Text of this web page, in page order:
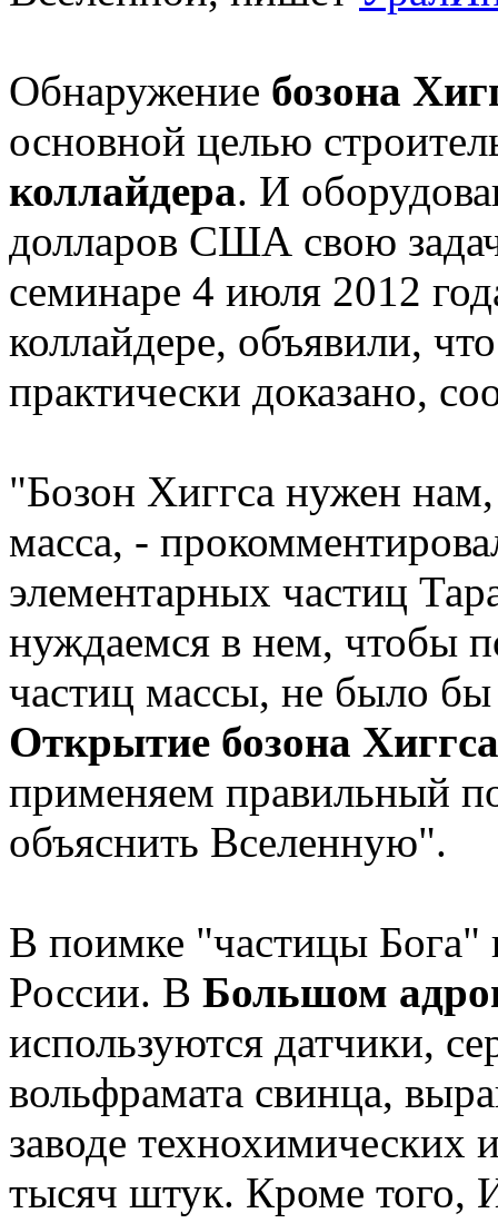
Обнаружение бозона
основной целью
коллайдера. И
долларов США свою
семинаре 4 июля 2012
коллайдере, объявили,
практически доказано,
"Бозон Хиггса нужен
масса, -
элементарных частиц
нуждаемся в нем, чтобы
частиц массы, не было бы
Открытие бозона Хиггса
применяем правильный
объяснить Вселенную".
В поимке "частицы Бога"
России. В Большом
используются датчики,
вольфрамата свинца,
заводе технохимических
тысяч штук. Кроме того,